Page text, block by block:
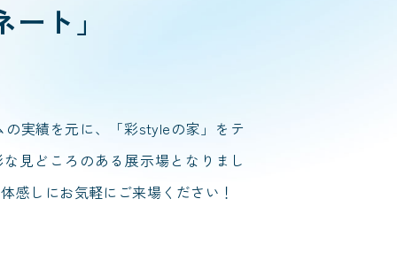
ト」
実績を元に、「彩styleの家」をテ
見どころのある展示場となりまし
感しにお気軽にご来場ください！